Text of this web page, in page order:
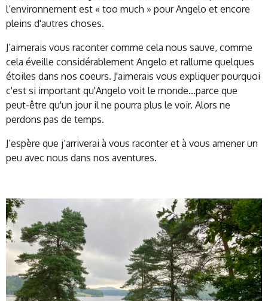
l’environnement est « too much » pour Angelo et encore
pleins d'autres choses.
J’aimerais vous raconter comme cela nous sauve, comme
cela éveille considérablement Angelo et rallume quelques
étoiles dans nos coeurs. J'aimerais vous expliquer pourquoi
c'est si important qu'Angelo voit le monde...parce que
peut-être qu'un jour il ne pourra plus le voir. Alors ne
perdons pas de temps.
J’espère que j’arriverai à vous raconter et à vous amener un
peu avec nous dans nos aventures.